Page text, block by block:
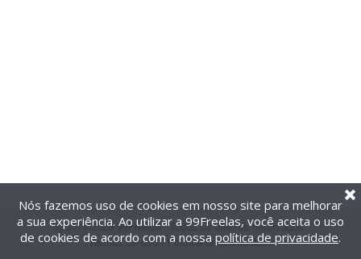
@2014-2026 99Freelas. Todos os direitos reservados.
Termos de uso| Política de privacidade
Nós fazemos uso de cookies em nosso site para melhorar
a sua experiência. Ao utilizar a 99Freelas, você aceita o uso
de cookies de acordo com a nossa política de privacidade.